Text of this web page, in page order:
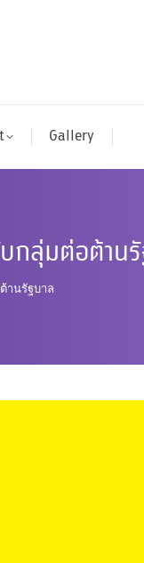
Gallery
กลุ่มต่อต้าน
านรัฐบาล